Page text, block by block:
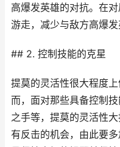
高爆发英雄的对抗。在
游走，减少与敌方高爆发
## 2. 控制技能的克星
提莫的灵活性很大程度
而，面对那些具备控制
之手等，提莫的灵活性
有反击的机会，由此要